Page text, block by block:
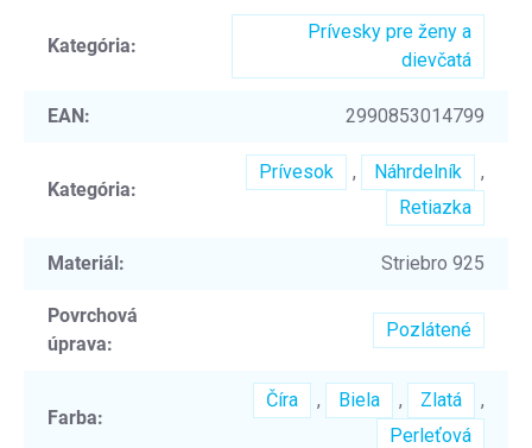
Kategória:
Prívesky pre ženy a
dievčatá
EAN: 2990853014799
Kategória:
Prívesok , Náhrdelník
,
Retiazka
Materiál: Striebro 925
Povrchová
úprava:
Pozlátené
Farba:
Číra , Biela , Zlatá
,
Perleťová